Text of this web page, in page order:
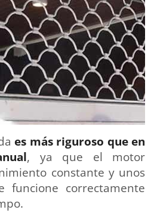
es más riguroso que en
, ya que el motor
constante y unos
funcione correctamente